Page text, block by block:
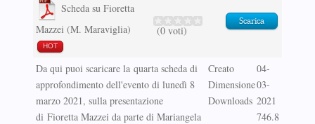
Scheda su Fioretta
Mazzei (M. Maraviglia)
HOT
(0 voti)
Scarica
Da qui puoi scaricare la quarta scheda di
approfondimento dell'evento di lunedì 8
marzo 2021, sulla presentazione
di Fioretta Mazzei da parte di Mariangela
Creato
Dimensione
Downloads
04-
03-
2021
746.8